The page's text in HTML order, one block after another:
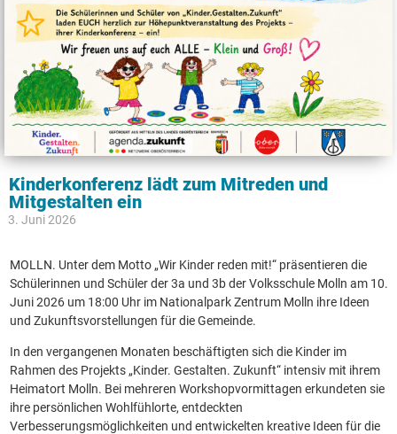
Kinderkonferenz lädt zum Mitreden und
Mitgestalten ein
3. Juni 2026
MOLLN. Unter dem Motto „Wir Kinder reden mit!“ präsentieren die
Schülerinnen und Schüler der 3a und 3b der Volksschule Molln am 10.
Juni 2026 um 18:00 Uhr im Nationalpark Zentrum Molln ihre Ideen
und Zukunftsvorstellungen für die Gemeinde.
In den vergangenen Monaten beschäftigten sich die Kinder im
Rahmen des Projekts „Kinder. Gestalten. Zukunft“ intensiv mit ihrem
Heimatort Molln. Bei mehreren Workshopvormittagen erkundeten sie
ihre persönlichen Wohlfühlorte, entdeckten
Verbesserungsmöglichkeiten und entwickelten kreative Ideen für die